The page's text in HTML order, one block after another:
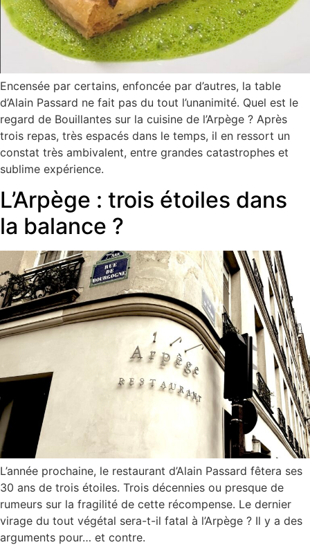
Encensée par certains, enfoncée par d’autres, la table
d’Alain Passard ne fait pas du tout l’unanimité. Quel est le
regard de Bouillantes sur la cuisine de l’Arpège ? Après
trois repas, très espacés dans le temps, il en ressort un
constat très ambivalent, entre grandes catastrophes et
sublime expérience.
L’Arpège : trois étoiles dans
la balance ?
L’année prochaine, le restaurant d’Alain Passard fêtera ses
30 ans de trois étoiles. Trois décennies ou presque de
rumeurs sur la fragilité de cette récompense. Le dernier
virage du tout végétal sera-t-il fatal à l’Arpège ? Il y a des
arguments pour… et contre.